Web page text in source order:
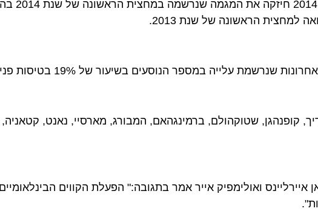
הנוסעים בשיעור של 19% בטיסות פנימיות ו-23% בטיסות בינלאומיות.
שטוקהולם, ברמינגהאם, המבורג, מארסיי, נאנט, קטאניה, אבו
ואולימפיק אייר אמר בתגובה:" הפעלת הקווים הבינלאומיים